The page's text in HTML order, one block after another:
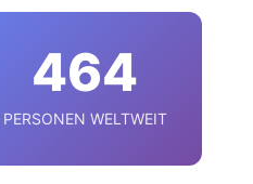
464
PERSONEN WELTWEIT